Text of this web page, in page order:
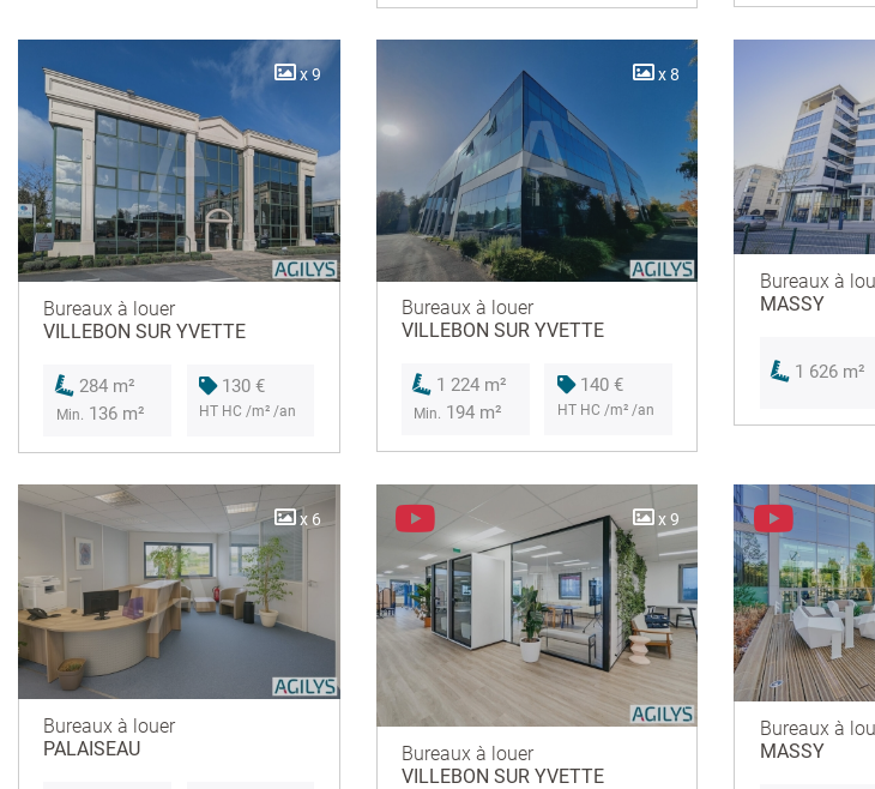
x 9
Bureaux à louer
VILLEBON SUR YVETTE
284 m²
Min. 136 m²
130 €
HT HC /m² /an
x 8
Bureaux à louer
VILLEBON SUR YVETTE
1 224 m²
Min. 194 m²
140 €
HT HC /m² /an
Bureaux à
MASSY
1 626 m²
x 6
Bureaux à louer
PALAISEAU
x 9
Bureaux à louer
VILLEBON SUR YVETTE
Bureaux à
MASSY